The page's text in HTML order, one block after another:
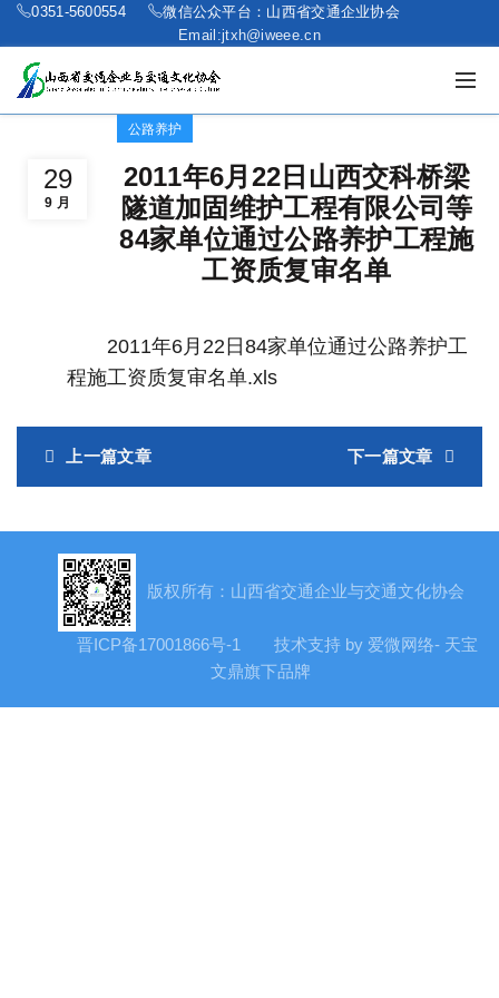
0351-5600554
微信公众平台：山西省交通企业协会
Email:jtxh@iweee.cn
29
9 月
公路养护
2011年6月22日山西交科桥梁
隧道加固维护工程有限公司等
84家单位通过公路养护工程施
工资质复审名单
2011年6月22日84家单位通过公路养护工
程施工资质复审名单.xls
上一篇文章 下一篇文章
版权所有：山西省交通企业与交通文化协会
晋ICP备17001866号-1
技术支持 by 爱微网络- 天宝
文鼎旗下品牌